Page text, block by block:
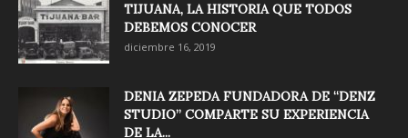
TIJUANA, LA HISTORIA QUE TODOS
DEBEMOS CONOCER
diciembre 16, 2019
DENIA ZEPEDA FUNDADORA DE “DENZ
STUDIO” COMPARTE SU EXPERIENCIA
DE LA...